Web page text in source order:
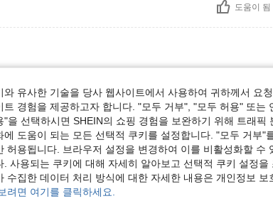
도움이 됨
for alteration
도움이
리뷰 더 보기
와 유사한 기술을 당사 웹사이트에서 사용하여 귀하께서 요
트 경험을 제공하고자 합니다. "모두 거부", "모두 허용" 또는
"을 선택하시면 SHEIN의 쇼핑 경험을 보완하기 위해 트래픽
에 도움이 되는 모든 선택적 쿠키를 설정합니다. "모두 거부"
허용됩니다. 브라우저 설정을 변경하여 이를 비활성화할 수
. 사용되는 쿠키에 대해 자세히 알아보고 선택적 쿠키 설정
수집한 데이터 처리 방식에 대한 자세한 내용은 개인정보 보
려면 여기를 클릭하세요.